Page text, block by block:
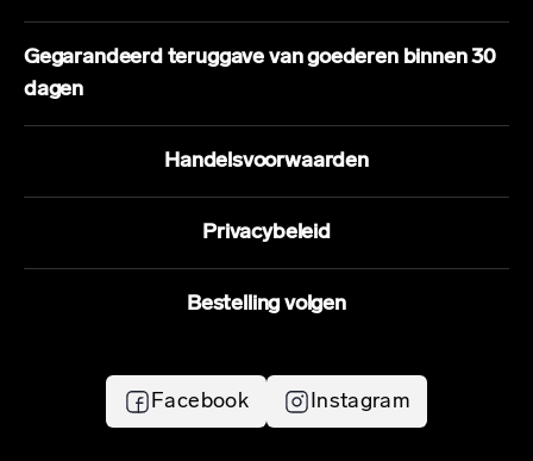
Gegarandeerd teruggave van goederen binnen 30
dagen
Handelsvoorwaarden
Privacybeleid
Bestelling volgen
Facebook Instagram